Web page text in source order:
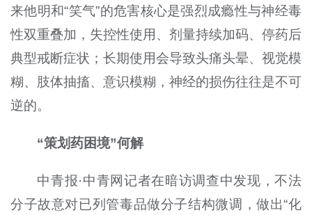
来他明和“笑气”的危害核心是强烈成瘾性与神经毒
性双重叠加，失控性使用、剂量持续加码、停药后
典型戒断症状；长期使用会导致头痛头晕、视觉模
糊、肢体抽搐、意识模糊，神经的损伤往往是不可
逆的。
“策划药困境”何解
中青报·中青网记者在暗访调查中发现，不法
分子故意对已列管毒品做分子结构微调，做出“化